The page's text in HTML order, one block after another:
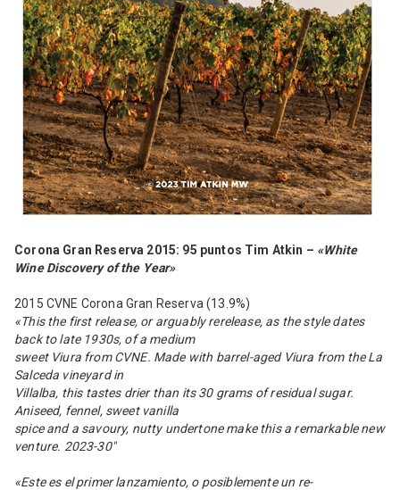
Corona Gran Reserva 2015: 95 puntos Tim Atkin – «White
Wine Discovery of the Year»
2015 CVNE Corona Gran Reserva (13.9%)
«This the first release, or arguably rerelease, as the style dates
back to late 1930s, of a medium
sweet Viura from CVNE. Made with barrel-aged Viura from the La
Salceda vineyard in
Villalba, this tastes drier than its 30 grams of residual sugar.
Aniseed, fennel, sweet vanilla
spice and a savoury, nutty undertone make this a remarkable new
venture. 2023-30″
«Este es el primer lanzamiento, o posiblemente un re-